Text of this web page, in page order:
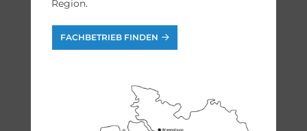
Region.
FACHBETRIEB FINDEN